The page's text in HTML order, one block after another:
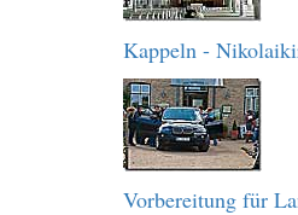
Kappeln -
Vorbereitung für